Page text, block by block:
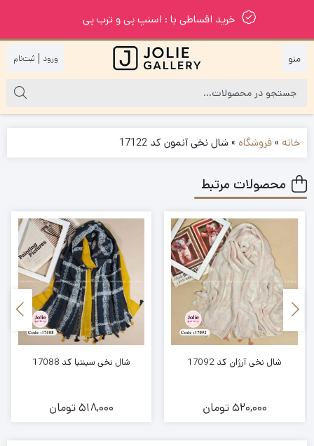
خرید اقساطی با : اسنپ پی و ترب پی
|
خانه »فروشگاه »شال نخی آنمون کد 17122
محصولات مرتبط
شال نخی آرژان کد 17092
520,000تومان
شال نخی سینتیا کد 17088
518,000تومان